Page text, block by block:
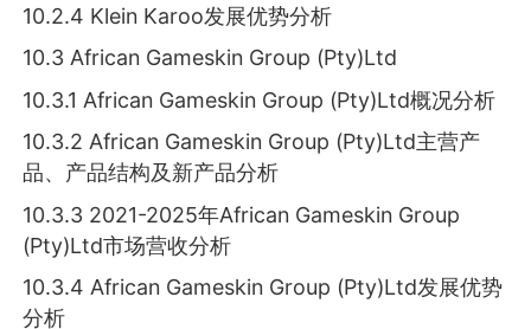
10.2.4 Klein Karoo发展优势分析
10.3 African Gameskin Group (Pty)Ltd
10.3.1 African Gameskin Group (Pty)Ltd概况分析
10.3.2 African Gameskin Group (Pty)Ltd主营产
品、产品结构及新产品分析
10.3.3 2021-2025年African Gameskin Group
(Pty)Ltd市场营收分析
10.3.4 African Gameskin Group (Pty)Ltd发展优势
分析